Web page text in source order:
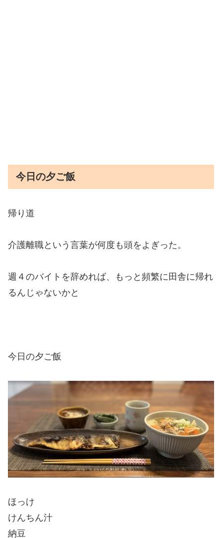
今日の夕ご飯
帰り道
介護離職という言葉が何度も頭をよぎった。
週４のバイトを辞めれば、もっと頻繁に田舎に帰れ
るんじゃないかと
今日の夕ご飯
ほっけ
けんちん汁
納豆